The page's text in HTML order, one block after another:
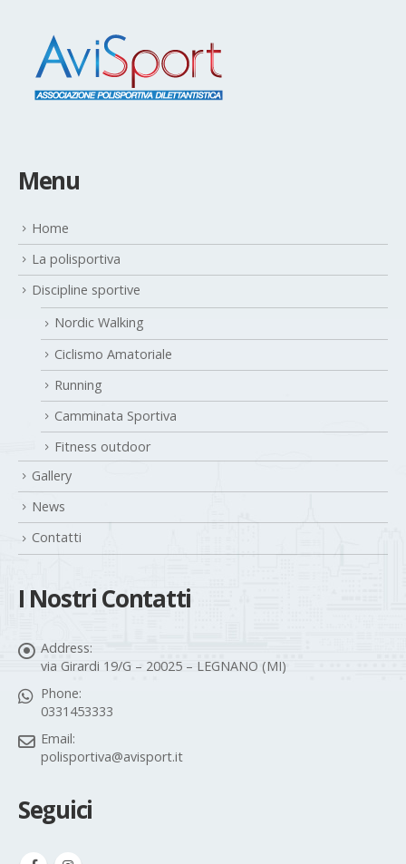
Menu
Home
La polisportiva
Discipline sportive
Nordic Walking
Ciclismo Amatoriale
Running
Camminata Sportiva
Fitness outdoor
Gallery
News
Contatti
I Nostri Contatti
Address:
via Girardi 19/G – 20025 – LEGNANO (MI)
Phone:
0331453333
Email:
polisportiva@avisport.it
Seguici